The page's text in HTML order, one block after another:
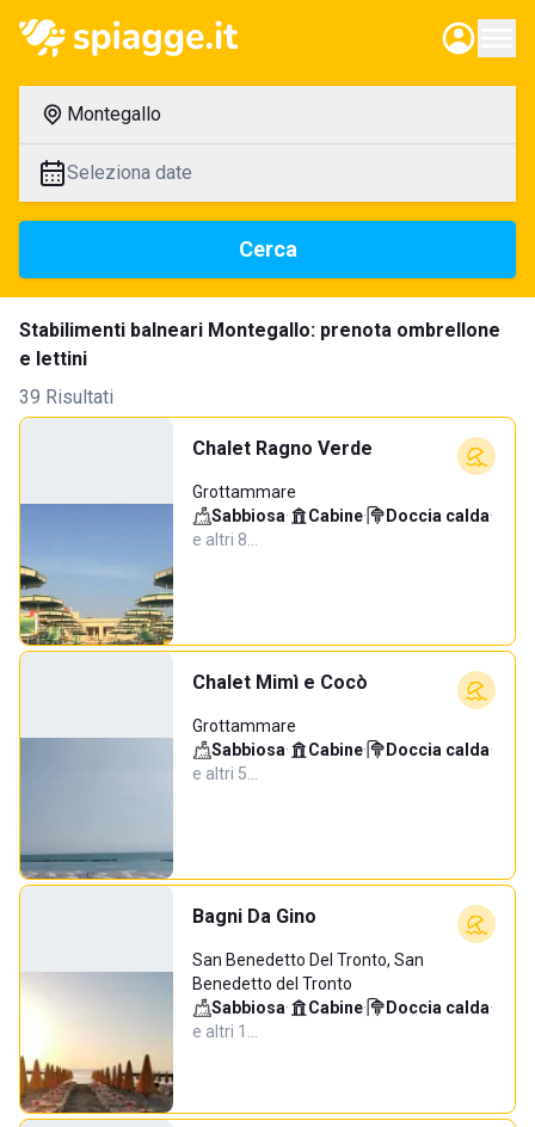
Montegallo
Seleziona date
Cerca
Stabilimenti balneari Montegallo: prenota ombrellone
e lettini
39 Risultati
Chalet Ragno Verde
Grottammare
Sabbiosa· Cabine· Doccia calda·
e altri 8…
Chalet Mimì e Cocò
Grottammare
Sabbiosa· Cabine· Doccia calda·
e altri 5…
Bagni Da Gino
San Benedetto Del Tronto, San
Benedetto del Tronto
Sabbiosa· Cabine· Doccia calda·
e altri 1…